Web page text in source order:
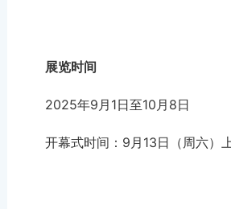
展览时间
2025年9月1日至10月8日
开幕式时间：9月13日（周六）